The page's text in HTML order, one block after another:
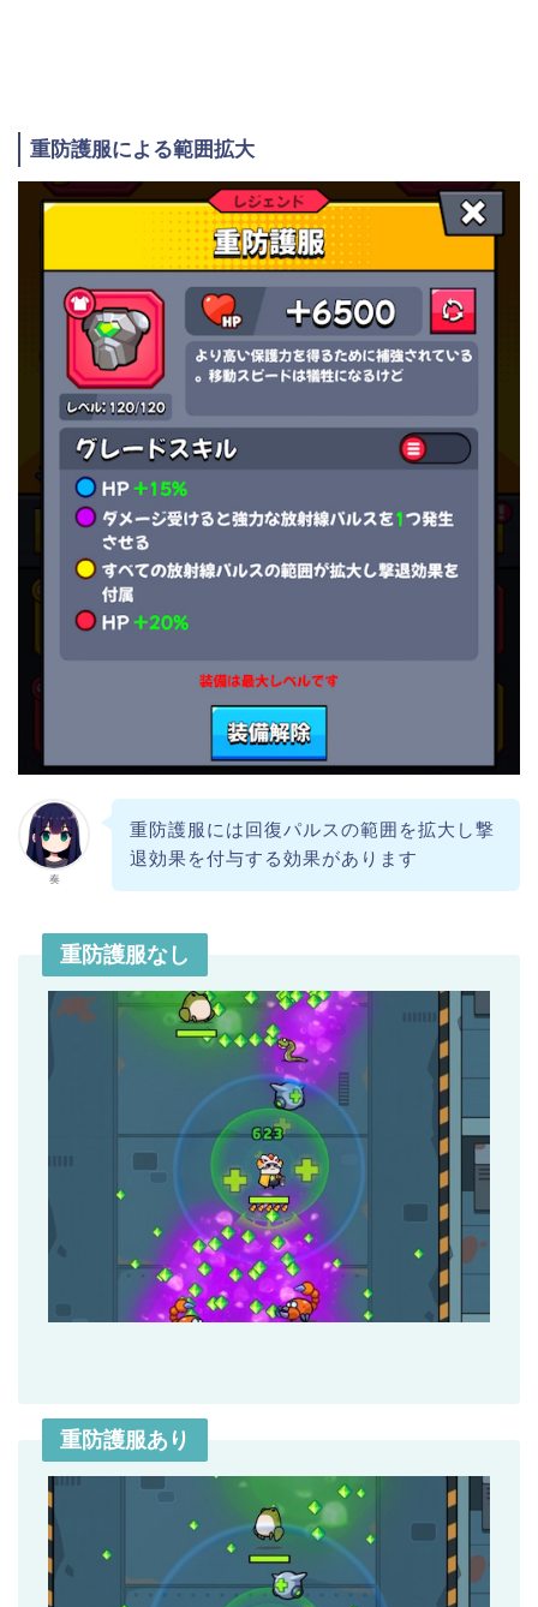
重防護服による範囲拡大
奏
重防護服には回復パルスの範囲を拡大し撃
退効果を付与する効果があります
重防護服なし
重防護服あり